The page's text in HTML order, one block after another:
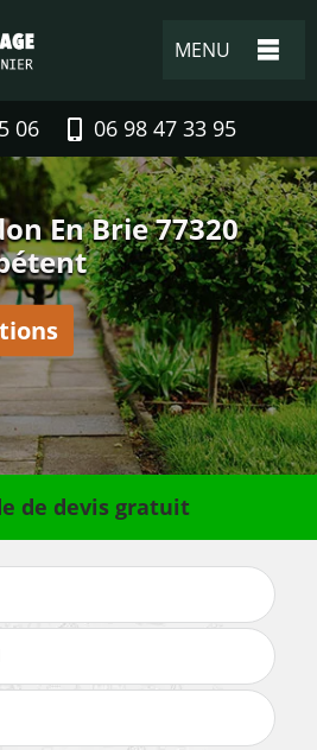
MENU
06 06 98 47 33 95
En Brie 77320
de devis gratuit